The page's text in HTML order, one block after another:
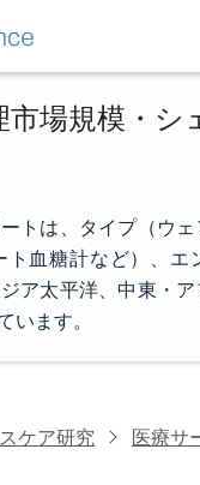
場規模・シ
トは、タイプ（ウ
ト血糖計など）、
ア太平洋、中東・
います。
ケア研究 医療サ